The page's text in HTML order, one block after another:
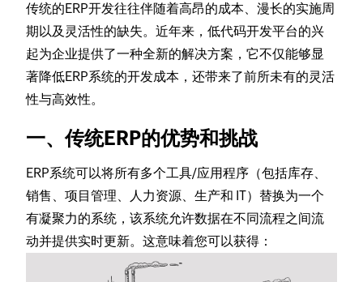
传统的ERP开发往往伴随着高昂的成本、漫长的实施周
期以及灵活性的缺失。近年来，低代码开发平台的兴
起为企业提供了一种全新的解决方案，它不仅能够显
著降低ERP系统的开发成本，还带来了前所未有的灵活
性与高效性。
一、传统ERP的优势和挑战
ERP系统可以将所有多个工具/应用程序（包括库存、
销售、项目管理、人力资源、生产和 IT）替换为一个
有凝聚力的系统，该系统允许数据在不同流程之间流
动并提供实时更新。这意味着您可以获得：